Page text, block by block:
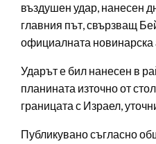
въздушен удар, нанесен
главния път, свързващ
официалната
Ударът е бил нанесен в
планината източно от
границата с Израел,
Публикувано съгласно